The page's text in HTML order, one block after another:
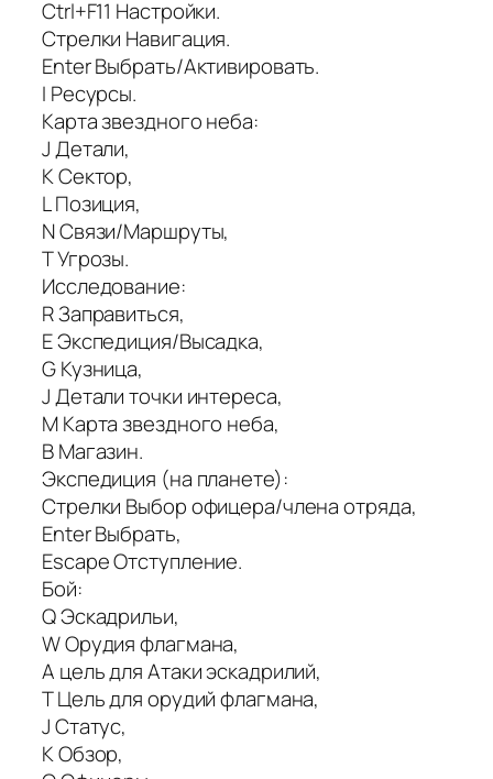
Ctrl+F11 Настройки.
Стрелки Навигация.
Enter Выбрать/Активировать.
I Ресурсы.
Карта звездного неба:
J Детали,
K Сектор,
L Позиция,
N Связи/Маршруты,
T Угрозы.
Исследование:
R Заправиться,
E Экспедиция/Высадка,
G Кузница,
J Детали точки интереса,
M Карта звездного неба,
B Магазин.
Экспедиция (на планете):
Стрелки Выбор офицера/члена отряда,
Enter Выбрать,
Escape Отступление.
Бой:
Q Эскадрильи,
W Орудия флагмана,
A цель для Атаки эскадрилий,
T Цель для орудий флагмана,
J Статус,
K Обзор,